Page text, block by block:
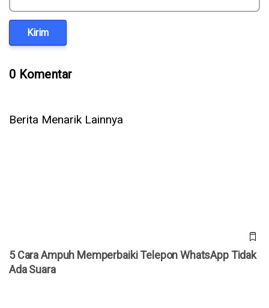
Kirim
0 Komentar
Berita Menarik Lainnya
5 Cara Ampuh Memperbaiki Telepon WhatsApp Tidak
Ada Suara